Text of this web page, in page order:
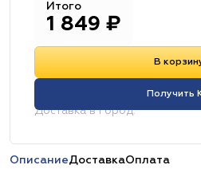
Итого
1 849 ₽
В
Получить
Доставка в город:
ОписаниеДоставкаОплата